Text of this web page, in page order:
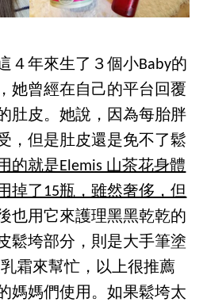
４年來生了３個小Baby的
她曾經在自己的平台回覆
肚皮。她說，因為每胎胖
，但是肚皮還是免不了鬆
的就是Elemis 山茶花身體
掉了15瓶，雖然奢侈，但
也用它來護理黑黑乾乾的
鬆垮部分，則是大手筆塗
霜來幫忙，以上很推薦
媽媽們使用。如果鬆垮太